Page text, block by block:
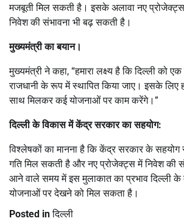
मजबूती मिल सकती है। इसके अलावा नए
निवेश की संभावना भी बढ़ सकती है।
मुख्यमंत्री का बयान।
मुख्यमंत्री ने कहा, “हमारा लक्ष्य है कि दिल्ली को
राजधानी के रूप में स्थापित किया जाए। इसके
साथ मिलकर कई योजनाओं पर काम करेंगे।”
दिल्ली के विकास में केंद्र सरकार का सहयोग:
विश्लेषकों का मानना है कि केंद्र सरकार के सहयोग
गति मिल सकती है और नए प्रोजेक्ट्स में निवेश की
आने वाले समय में इस मुलाकात का प्रभाव दिल्ली
योजनाओं पर देखने को मिल सकता है।
Posted inदिल्ली